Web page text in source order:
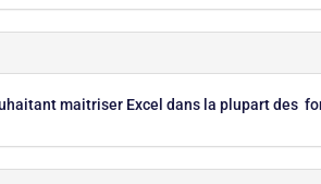
maitriser Excel dans la plupart des